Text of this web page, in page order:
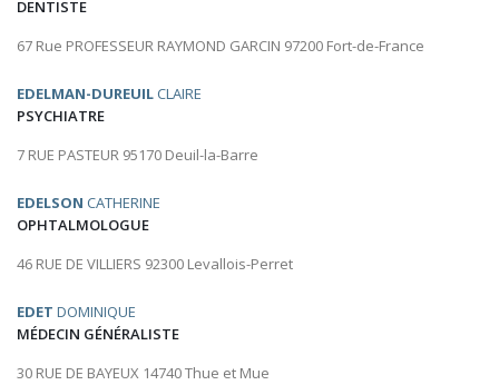
DENTISTE
67 Rue PROFESSEUR RAYMOND GARCIN 97200 Fort-de-France
EDELMAN-DUREUIL CLAIRE
PSYCHIATRE
7 RUE PASTEUR 95170 Deuil-la-Barre
EDELSON CATHERINE
OPHTALMOLOGUE
46 RUE DE VILLIERS 92300 Levallois-Perret
EDET DOMINIQUE
MÉDECIN GÉNÉRALISTE
30 RUE DE BAYEUX 14740 Thue et Mue